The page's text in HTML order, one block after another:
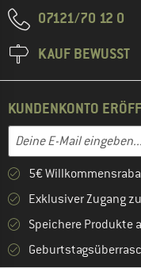
07121/70 12 0
KAUF BEWUSST
KUNDENKONTO
E-Mail-Adresse
Gib hier deine E-Mail-
5€
Exklusiver Zugang
Speichere Produkte